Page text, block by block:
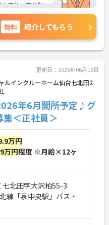
産休・育休制
ートとの両立も
しいキャリア
20代から60代
職場です。ご興
ので、お気軽に
無料 紹介してもらう
更新日：2026年06月16日
ルインクルーホーム仙台七北田2
年6月開所予定♪グ
＜正社員＞
万円
万円程度 ※月給×12ヶ
七北田字大沢柏55-3
線「泉中央駅」バス・